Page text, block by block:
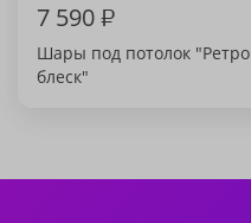
7 590₽
Шары под потолок "Ретро
блеск"